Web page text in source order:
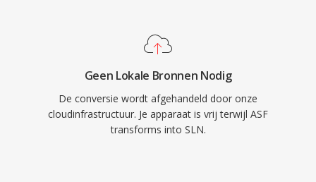
Geen Lokale Bronnen Nodig
De conversie wordt afgehandeld door onze
cloudinfrastructuur. Je apparaat is vrij terwijl ASF
transforms into SLN.